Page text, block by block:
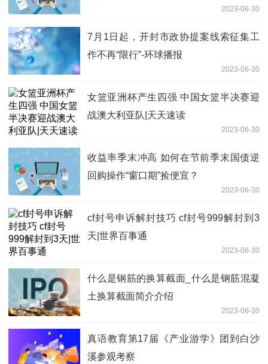
2023-06-30
7月1日起，开封市政协提案线索征集工
作不再“限行”-环球播报
2023-06-30
女篮亚洲杯产生四强 中国女篮半决赛迎
战澳大利亚队|天天速读
2023-06-30
收益率季末冲高 如何在节前季末国债逆
回购操作“窗口期”捡便宜？
2023-06-30
cf封号申诉解封技巧 cf封号999解封到3
天|世界百事通
2023-06-30
什么是钢筋的换算截面_什么是钢筋混凝
土换算截面简介介绍
2023-06-30
真语教育第17届《产业游学》团到白沙
溪参观考察